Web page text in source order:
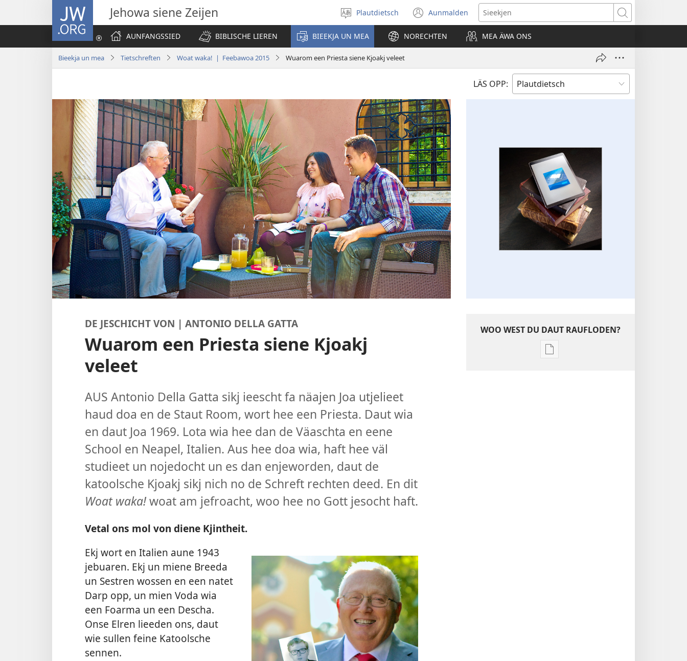
JW.ORG Jehowa siene Zeijen
Wäl
eene
Sproak
ut
Plautdietsch Aunmalden
(opens
new
window)
Sieekjen
AUNFANGSSIED
BIBLISCHE LIEREN BIEEKJA UN MEA NORECHTEN MEA ÄWA ONS
Bieekja un mea Tietschreften Woat waka! | Feebawoa 2015 Wuarom een Priesta siene Kjoakj veleet
LÄS OPP:
DE JESCHICHT VON | ANTONIO DELLA GATTA
Wuarom een Priesta siene Kjoakj
veleet
AUS Antonio Della Gatta sikj ieescht fa näajen Joa utjelieet
haud doa en de Staut Room, wort hee een Priesta. Daut wia
en daut Joa 1969. Lota wia hee dan de Väaschta en eene
School en Neapel, Italien. Aus hee doa wia, haft hee väl
studieet un nojedocht un es dan enjeworden, daut de
katoolsche Kjoakj sikj nich no de Schreft rechten deed. En dit
Woat waka!woat am jefroacht, woo hee no Gott jesocht haft.
Vetal ons mol von diene Kjintheit.
Ekj wort en Italien aune 1943
jebuaren. Ekj un miene Breeda
un Sestren wossen en een natet
Darp opp, un mien Voda wia
een Foarma un een Descha.
Onse Elren lieeden ons, daut
wie sullen feine Katoolsche
sennen.
WOO WEST DU DAUT RAUFLODEN?
Raufloden